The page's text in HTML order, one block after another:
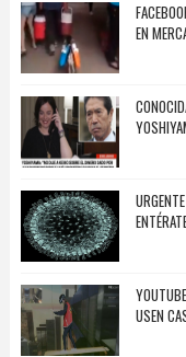
EN
USEN